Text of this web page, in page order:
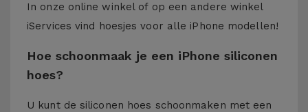
In onze online winkel of op een andere winkel
iServices vind hoesjes voor alle iPhone modellen!
Hoe schoonmaak je een iPhone siliconen
hoes?
U kunt de siliconen hoes schoonmaken met een